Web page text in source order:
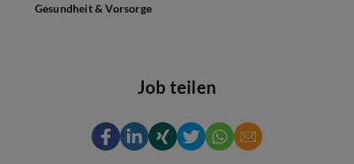
Gesundheit & Vorsorge
Job teilen